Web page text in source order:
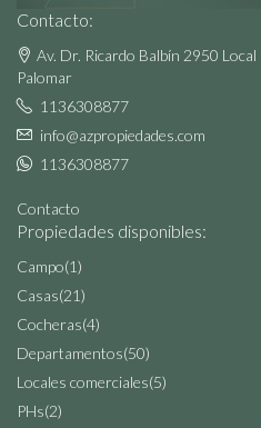
Contacto:
Av. Dr. Ricardo Balbín 2950
Palomar
1136308877
info@azpropiedades.com
1136308877
Contacto
Propiedades disponibles:
Campo(1)
Casas(21)
Cocheras(4)
Departamentos(50)
Locales comerciales(5)
PHs(2)